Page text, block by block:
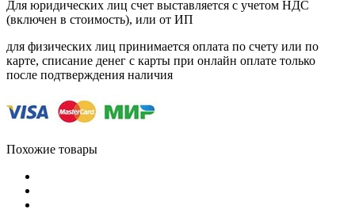
Для юридических лиц счет выставляется с учетом НДС
(включен в стоимость), или от ИП
для физических лиц принимается оплата по счету или по
карте, списание денег с карты при онлайн оплате только
после подтверждения наличия
Похожие товары